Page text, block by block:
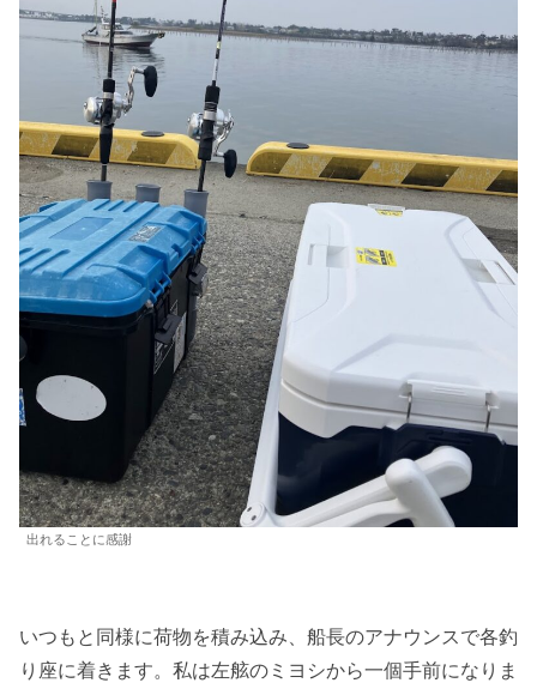
出れることに感謝
いつもと同様に荷物を積み込み、船長のアナウンスで各釣
り座に着きます。私は左舷のミヨシから一個手前になりま